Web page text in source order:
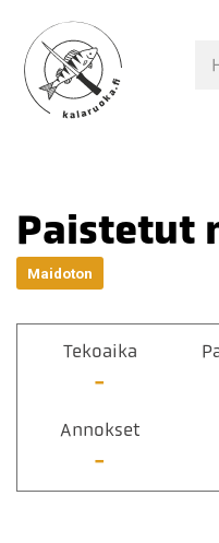
Paistetut
Maidoton
Tekoaika
-
Annokset
-